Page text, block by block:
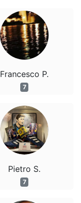
Francesco P.
7
Pietro S.
7